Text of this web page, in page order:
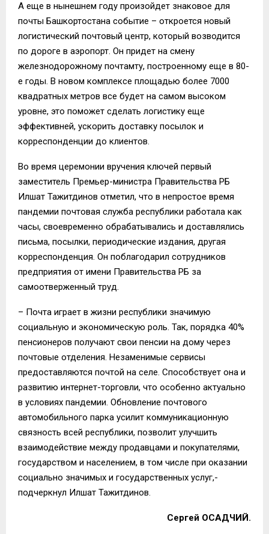
А еще в нынешнем году произойдет знаковое для
почты Башкортостана событие – откроется новый
логистический почтовый центр, который возводится
по дороге в аэропорт. Он придет на смену
железнодорожному почтамту, построенному еще в 80-
е годы. В новом комплексе площадью более 7000
квадратных метров все будет на самом высоком
уровне, это поможет сделать логистику еще
эффективней, ускорить доставку посылок и
корреспонденции до клиентов.
Во время церемонии вручения ключей первый
заместитель Премьер-министра Правительства РБ
Илшат Тажитдинов отметил, что в непростое время
пандемии почтовая служба республики работала как
часы, своевременно обрабатывались и доставлялись
письма, посылки, периодические издания, другая
корреспонденция. Он поблагодарил сотрудников
предприятия от имени Правительства РБ за
самоотверженный труд.
– Почта играет в жизни республики значимую
социальную и экономическую роль. Так, порядка 40%
пенсионеров получают свои пенсии на дому через
почтовые отделения. Незаменимые сервисы
предоставляются почтой на селе. Способствует она и
развитию интернет-торговли, что особенно актуально
в условиях пандемии. Обновление почтового
автомобильного парка усилит коммуникационную
связность всей республики, позволит улучшить
взаимодействие между продавцами и покупателями,
государством и населением, в том числе при оказании
социально значимых и государственных услуг,-
подчеркнул Илшат Тажитдинов.
Сергей ОСАДЧИЙ.